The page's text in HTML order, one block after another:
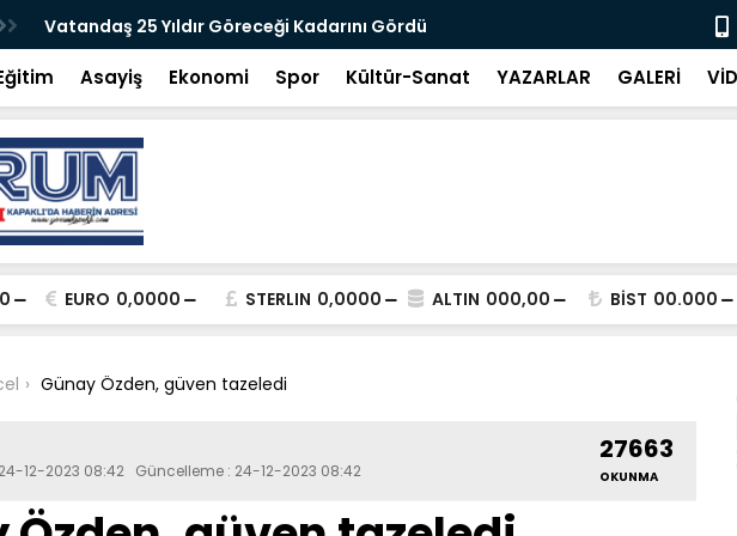
Vatandaş 25 Yıldır Göreceği Kadarını Gördü Hâlâ
Asayiş Ekonomi Spor Kültür-Sanat YAZARLAR GALERİ
EURO 0,0000 STERLIN 0,0000 ALTIN 000,00 BİST 00.000
Günay Özden, güven tazeledi
12-2023 08:42 Güncelleme : 24-12-2023 08:42
27663
OKUNMA